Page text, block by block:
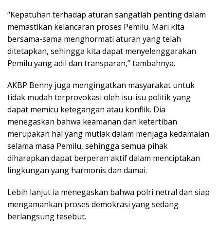
“Kepatuhan terhadap aturan sangatlah penting dalam
memastikan kelancaran proses Pemilu. Mari kita
bersama-sama menghormati aturan yang telah
ditetapkan, sehingga kita dapat menyelenggarakan
Pemilu yang adil dan transparan,” tambahnya.
AKBP Benny juga mengingatkan masyarakat untuk
tidak mudah terprovokasi oleh isu-isu politik yang
dapat memicu ketegangan atau konflik. Dia
menegaskan bahwa keamanan dan ketertiban
merupakan hal yang mutlak dalam menjaga kedamaian
selama masa Pemilu, sehingga semua pihak
diharapkan dapat berperan aktif dalam menciptakan
lingkungan yang harmonis dan damai.
Lebih lanjut ia menegaskan bahwa polri netral dan siap
mengamankan proses demokrasi yang sedang
berlangsung tesebut.